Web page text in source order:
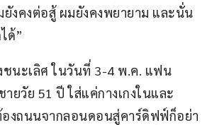
ยังคงต่อสู้ ผมยังคงพยายาม และนั่น
ด้”
นะเลิศ ในวันที่ 3-4 พ.ค. แฟน
ยวัย 51 ปี ใส่แค่กางเกงในและ
องถนนจากลอนดอนสู่คาร์ดิฟฟ์ก็อย่า